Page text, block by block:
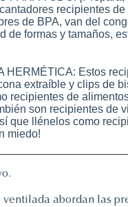
recipientes
de BPA, van del
de formas y tamaños,
HERMÉTICA: Estos
extraíble y clips de
recipientes de
son recipientes de
que llénelos como
miedo!
ventilada abordan las